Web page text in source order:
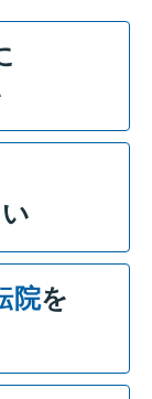
院を